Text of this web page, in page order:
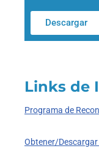
Descargar
Links de
Programa de
Obtener/Descargar